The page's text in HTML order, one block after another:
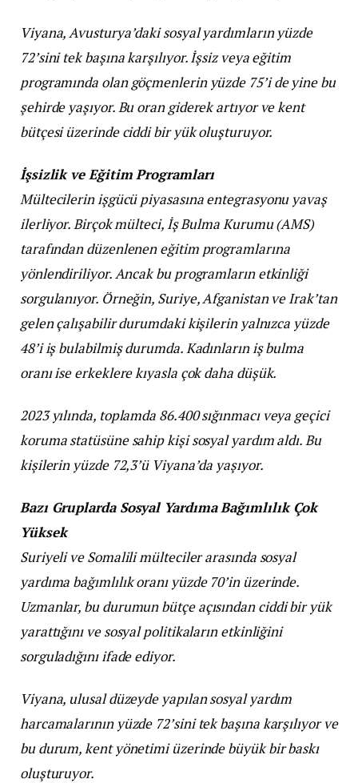
Viyana, Avusturya’daki sosyal yardımların yüzde
72’sini tek başına karşılıyor. İşsiz veya eğitim
programında olan göçmenlerin yüzde 75’i de yine bu
şehirde yaşıyor. Bu oran giderek artıyor ve kent
bütçesi üzerinde ciddi bir yük oluşturuyor.
İşsizlik ve Eğitim Programları
Mültecilerin işgücü piyasasına entegrasyonu yavaş
ilerliyor. Birçok mülteci, İş Bulma Kurumu (AMS)
tarafından düzenlenen eğitim programlarına
yönlendiriliyor. Ancak bu programların etkinliği
sorgulanıyor. Örneğin, Suriye, Afganistan ve Irak’tan
gelen çalışabilir durumdaki kişilerin yalnızca yüzde
48’i iş bulabilmiş durumda. Kadınların iş bulma
oranı ise erkeklere kıyasla çok daha düşük.
2023 yılında, toplamda 86.400 sığınmacı veya geçici
koruma statüsüne sahip kişi sosyal yardım aldı. Bu
kişilerin yüzde 72,3’ü Viyana’da yaşıyor.
Bazı Gruplarda Sosyal Yardıma Bağımlılık Çok
Yüksek
Suriyeli ve Somalili mülteciler arasında sosyal
yardıma bağımlılık oranı yüzde 70’in üzerinde.
Uzmanlar, bu durumun bütçe açısından ciddi bir yük
yarattığını ve sosyal politikaların etkinliğini
sorguladığını ifade ediyor.
Viyana, ulusal düzeyde yapılan sosyal yardım
harcamalarının yüzde 72’sini tek başına karşılıyor ve
bu durum, kent yönetimi üzerinde büyük bir baskı
oluşturuyor.